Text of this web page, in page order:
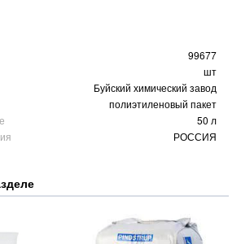
99677
шт
Буйский химический завод
полиэтиленовый пакет
50 л
РОССИЯ